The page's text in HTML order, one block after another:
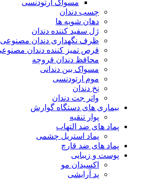
مسواک ارتودنسی
چسب دندان
دهان شویه ها
ژل سفید کننده دندان
ظرف نگهداری دندان مصنوعی
قرص تمیز کننده دندان
محافظ دندان قروچه
مسواک بین دندانی
موم ارتودنسی
نخ دندان
واتر جت دندان
بیماری های دستگاه گوارش
پوار تنقیه
پماد های ضد التهاب
پماد استریل چشمی
پماد های ضد قارچ
پوست و زیبایی
اکسیدان مو
پد آرایشی